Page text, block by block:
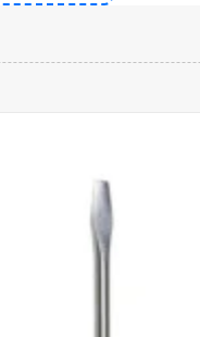
سنباده زنرنده نجاری